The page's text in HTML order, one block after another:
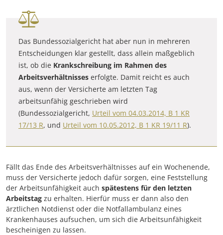
Das Bundessozialgericht hat aber nun in mehreren
Entscheidungen klar gestellt, dass allein maßgeblich
ist, ob die Krankschreibung im Rahmen des
Arbeitsverhältnisses erfolgte. Damit reicht es auch
aus, wenn der Versicherte am letzten Tag
arbeitsunfähig geschrieben wird
(Bundessozialgericht, Urteil vom 04.03.2014, B 1 KR
17/13 R, und Urteil vom 10.05.2012, B 1 KR 19/11 R).
Fällt das Ende des Arbeitsverhältnisses auf ein Wochenende,
muss der Versicherte jedoch dafür sorgen, eine Feststellung
der Arbeitsunfähigkeit auch spätestens für den letzten
Arbeitstag zu erhalten. Hierfür muss er dann also den
ärztlichen Notdienst oder die Notfallambulanz eines
Krankenhauses aufsuchen, um sich die Arbeitsunfähigkeit
bescheinigen zu lassen.